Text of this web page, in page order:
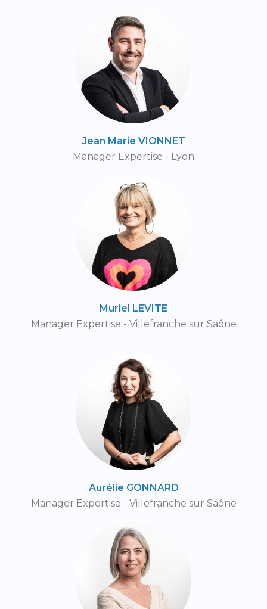
Jean Marie VIONNET
Manager Expertise - Lyon
Muriel LEVITE
Manager Expertise - Villefranche sur Saône
Aurélie GONNARD
Manager Expertise - Villefranche sur Saône